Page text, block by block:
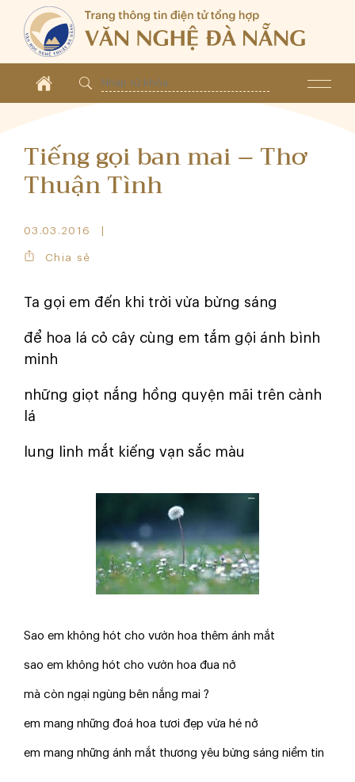
Tiếng gọi ban mai – Thơ
Thuận Tình
03.03.2016
Chia sẻ
Ta gọi em đến khi trời vừa bừng sáng
để hoa lá cỏ cây cùng em tắm gội ánh bình
minh
những giọt nắng hồng quyện mãi trên cành
lá
lung linh mắt kiếng vạn sắc màu
Sao em không hót cho vườn hoa thêm ánh mắt
sao em không hót cho vườn hoa đua nở
mà còn ngại ngùng bên nắng mai ?
em mang những đoá hoa tươi đẹp vừa hé nở
em mang những ánh mắt thương yêu bừng sáng niềm tin